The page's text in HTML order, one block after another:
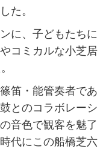
た。
に、子どもたちに
コミカルな小芝居
笛・能管奏者であ
とのコラボレーシ
音色で観客を魅了
代にこの船橋芝六